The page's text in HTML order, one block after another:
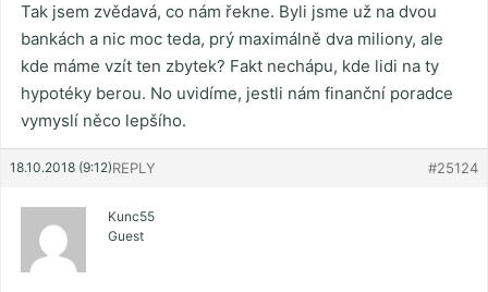
Tak jsem zvědavá, co nám řekne. Byli jsme už na dvou
bankách a nic moc teda, prý maximálně dva miliony, ale
kde máme vzít ten zbytek? Fakt nechápu, kde lidi na ty
hypotéky berou. No uvidíme, jestli nám finanční poradce
vymyslí něco lepšího.
18.10.2018 (9:12) #25124
REPLY
Kunc55
Guest